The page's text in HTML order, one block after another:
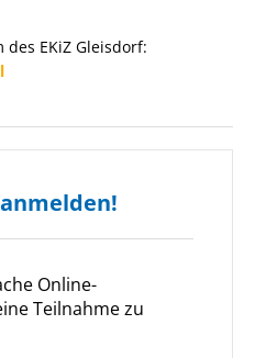
des EKiZ Gleisdorf:
Online-
Teilnahme zu